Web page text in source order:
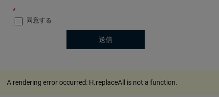
*
同意する
送信
A rendering error occurred: H.replaceAll is not a function.